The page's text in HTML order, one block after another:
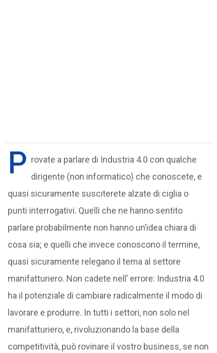
P rovate a parlare di Industria 4.0 con qualche
dirigente (non informatico) che conoscete, e
quasi sicuramente susciterete alzate di ciglia o
punti interrogativi. Quelli che ne hanno sentito
parlare probabilmente non hanno un’idea chiara di
cosa sia; e quelli che invece conoscono il termine,
quasi sicuramente relegano il tema al settore
manifatturiero. Non cadete nell’ errore: Industria 4.0
ha il potenziale di cambiare radicalmente il modo di
lavorare e produrre. In tutti i settori, non solo nel
manifatturiero, e, rivoluzionando la base della
competitività, può rovinare il vostro business, se non